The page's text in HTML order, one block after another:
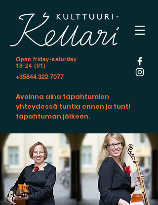
Open friday-saturday
18-24 (01)
+35844 322 7077
Avoinna aina tapahtumien
yhteydessä tuntia ennen ja tunti
tapahtuman jälkeen.